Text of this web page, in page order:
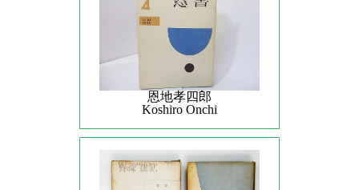
恩地孝四郎
Koshiro Onchi